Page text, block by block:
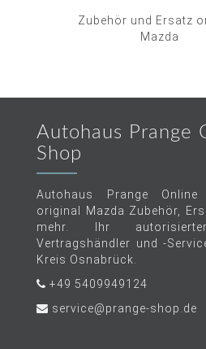
Zubehör und Ersatz
Mazda
Autohaus Prange
Shop
Autohaus Prange
original Mazda Zubehör,
mehr. Ihr
Vertragshändler und -
Kreis Osnabrück.
+49 5409949124
service@prange-shop.de